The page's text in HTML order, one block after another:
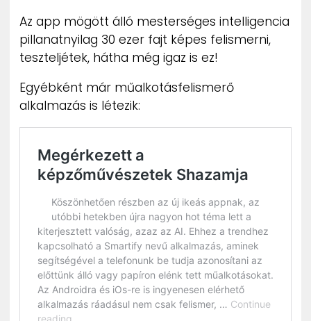
Az app mögött álló mesterséges intelligencia
pillanatnyilag 30 ezer fajt képes felismerni,
teszteljétek, hátha még igaz is ez!
Egyébként már műalkotásfelismerő
alkalmazás is létezik: